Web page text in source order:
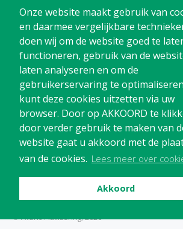
Onze website maakt gebruik van
en daarmee vergelijkbare
doen wij om de website goed te
functioneren, gebruik van de
laten analyseren en om de
gebruikerservaring te
kunt deze cookies uitzetten via uw
browser. Door op AKKOORD te
door verder gebruik te maken van
website gaat u akkoord met de
van de cookies. Lees meer over
Akkoord
Poelstraat 4
1441 RR Purmerend
T: 0299-
@:
BTW:
Blijf op de hoogte en schrijf je in voor
nieuwsbrief
Schrijf me in!
Privacy Cookies
Disclaimer
© Avanti Advisering, 2026